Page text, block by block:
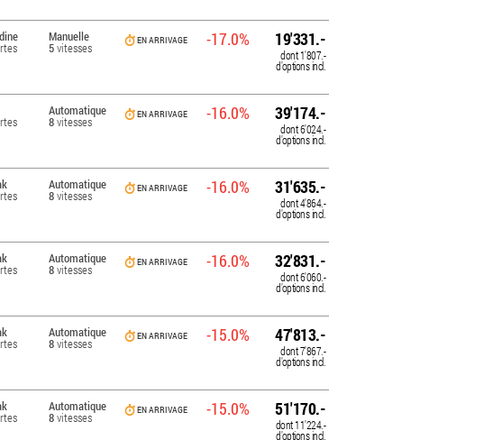
Manuelle
5vitesses EN ARRIVAGE -17.0% 19'331.-
dont1'807.-
d'options incl.
Automatique
8vitesses EN ARRIVAGE -16.0% 39'174.-
dont6'024.-
d'options incl.
Automatique
8vitesses EN ARRIVAGE -16.0% 31'635.-
dont4'864.-
d'options incl.
Automatique
8vitesses EN ARRIVAGE -16.0% 32'831.-
dont6'060.-
d'options incl.
Automatique
8vitesses EN ARRIVAGE -15.0% 47'813.-
dont7'867.-
d'options incl.
Automatique
8vitesses EN ARRIVAGE -15.0% 51'170.-
dont11'224.-
d'options incl.